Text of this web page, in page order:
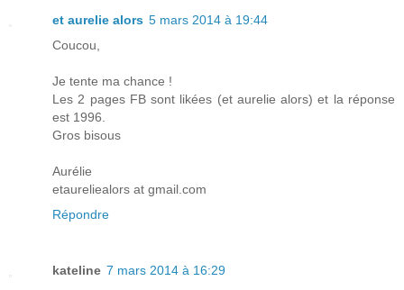
et aurelie alors 5 mars 2014 à 19:44
Coucou,
Je tente ma chance !
Les 2 pages FB sont likées (et aurelie alors) et la réponse
est 1996.
Gros bisous
Aurélie
etaureliealors at gmail.com
Répondre
kateline 7 mars 2014 à 16:29